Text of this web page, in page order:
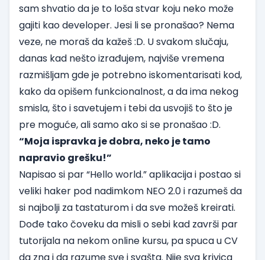
sam shvatio da je to loša stvar koju neko može
gajiti kao developer. Jesi li se pronašao? Nema
veze, ne moraš da kažeš :D. U svakom slučaju,
danas kad nešto izrađujem, najviše vremena
razmišljam gde je potrebno iskomentarisati kod,
kako da opišem funkcionalnost, a da ima nekog
smisla, što i savetujem i tebi da usvojiš to što je
pre moguće, ali samo ako si se pronašao :D.
“Moja ispravka je dobra, neko je tamo
napravio grešku!”
Napisao si par “Hello world.” aplikacija i postao si
veliki haker pod nadimkom NEO 2.0 i razumeš da
si najbolji za tastaturom i da sve možeš kreirati.
Dođe tako čoveku da misli o sebi kad završi par
tutorijala na nekom online kursu, pa spuca u CV